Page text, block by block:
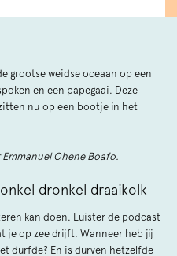
grootse weidse oceaan op een
en een papegaai. Deze
nu op een bootje in het
Ohene Boafo.
dronkel draaikolk
kan doen. Luister de podcast
je op zee drijft. Wanneer heb jij
durfde? En is durven hetzelfde